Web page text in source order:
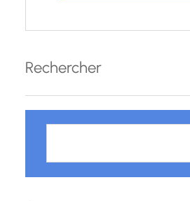
Rechercher
h